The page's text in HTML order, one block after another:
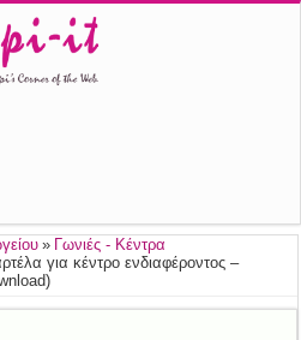
» Γωνιές - Κέντρα
για κέντρο ενδιαφέροντος –